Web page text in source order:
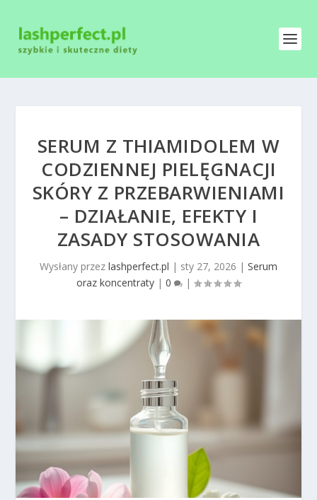
SERUM Z THIAMIDOLEM W
CODZIENNEJ PIELĘGNACJI
SKÓRY Z PRZEBARWIENIAMI
– DZIAŁANIE, EFEKTY I
ZASADY STOSOWANIA
Wysłany przez lashperfect.pl | sty 27, 2026 | Serum
oraz koncentraty | 0 |